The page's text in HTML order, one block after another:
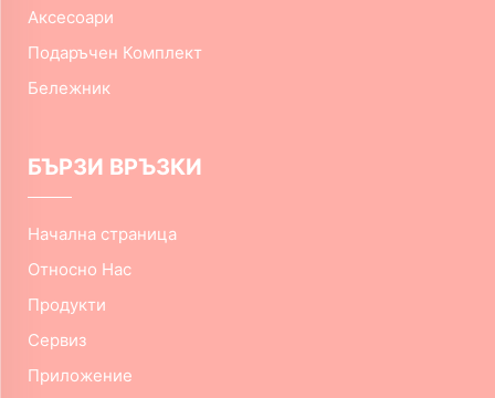
Аксесоари
Подаръчен Комплект
Бележник
БЪРЗИ ВРЪЗКИ
Начална страница
Относно Нас
Продукти
Сервиз
Приложение